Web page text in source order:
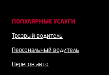
ПОПУЛЯРНЫЕ УСЛУГИ
Трезвый водитель
Персональный водитель
Перегон авто